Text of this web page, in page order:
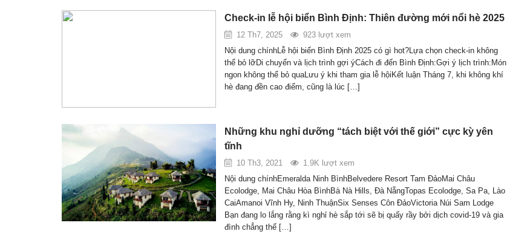
Check-in lễ hội biển Bình Định: Thiên đường mới nổi hè 2025
12 Th7, 2025
923 lượt xem
Nội dung chínhLễ hội biển Bình Định 2025 có gì hot?Lựa chọn check-in không
thể bỏ lỡDi chuyển và lịch trình gợi ýCách đi đến Bình Định:Gợi ý lịch trình:Món
ngon không thể bỏ quaLưu ý khi tham gia lễ hộiKết luận Tháng 7, khi không khí
hè đang đền cao điểm, cũng là lúc […]
Những khu nghỉ dưỡng “tách biệt với thế giới” cực kỳ yên
tĩnh
10 Th3, 2021
1.9K lượt xem
Nội dung chínhEmeralda Ninh BìnhBelvedere Resort Tam ĐảoMai Châu
Ecolodge, Mai Châu Hòa BìnhBà Nà Hills, Đà NẵngTopas Ecolodge, Sa Pa, Lào
CaiAmanoi Vĩnh Hy, Ninh ThuậnSix Senses Côn ĐảoVictoria Núi Sam Lodge
Bạn đang lo lắng rằng kì nghỉ hè sắp tới sẽ bị quấy rầy bởi dịch covid-19 và gia
đình chẳng thể […]